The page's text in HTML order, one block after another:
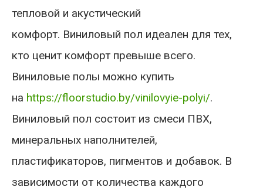
тепловой и акустический
комфорт. Виниловый пол идеален для тех,
кто ценит комфорт превыше всего.
Виниловые полы можно купить
на https://floorstudio.by/vinilovyie-polyi/.
Виниловый пол состоит из смеси ПВХ,
минеральных наполнителей,
пластификаторов, пигментов и добавок. В
зависимости от количества каждого